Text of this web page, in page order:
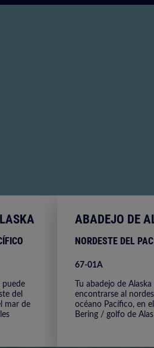
© OpenStreetMap Improve this map© Maxar
puede
del
mar de
ABADEJO DE
NORDESTE DEL
67-01A
Tu abadejo de
encontrarse al
océano Pacífico, en
Bering / golfo de